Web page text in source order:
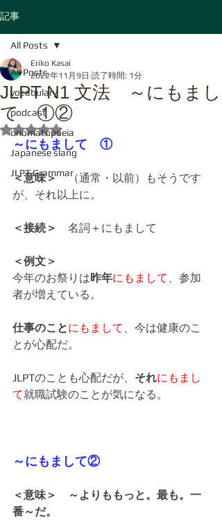
記事
All Posts
vocabulary
podcast
onomatopoeia
Japanese slang
JLPT Grammar
All Posts
JLPT N1 文法 ～にもまし
て ①②
Eriko Kasai
2022年11月9日 読了時間: 1分
5つ星のうちNaNと評価されています。
～にもまして　①
＜意味＞ （通常・以前）もそうです
が、それ以上に。
＜接続＞ 名詞＋にもまして
＜例文＞
今年のお祭りは昨年にもまして 、参加
者が増えている。
仕事のこ とにもまして 、今は健康のこ
とが心配だ。
JLPTのことも心配だが、 それにもまし
て就職試験のことが気になる。
～にもまして②
＜意味＞　～よりももっと。最も。一
番～だ。